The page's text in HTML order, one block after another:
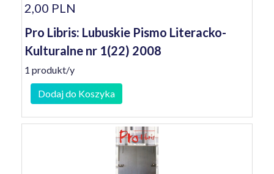
2,00 PLN
Pro Libris: Lubuskie Pismo Literacko-
Kulturalne nr 1(22) 2008
1 produkt/y
Dodaj do Koszyka